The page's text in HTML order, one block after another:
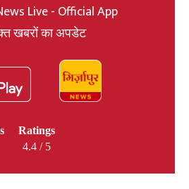
Live - Official App
खबरों का अपडेट
Ratings
4.4 / 5